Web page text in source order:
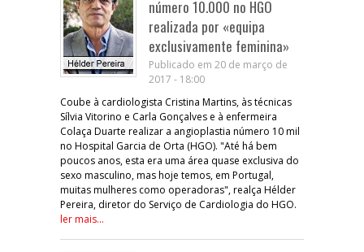
número 10.000 no HGO
realizada por «equipa
exclusivamente feminina»
Publicado em 20 de março de
2017 - 18:00
Coube à cardiologista Cristina Martins, às técnicas
Sílvia Vitorino e Carla Gonçalves e à enfermeira
Colaça Duarte realizar a angioplastia número 10 mil
no Hospital Garcia de Orta (HGO). "Até há bem
poucos anos, esta era uma área quase exclusiva do
sexo masculino, mas hoje temos, em Portugal,
muitas mulheres como operadoras", realça Hélder
Pereira, diretor do Serviço de Cardiologia do HGO.
ler mais...